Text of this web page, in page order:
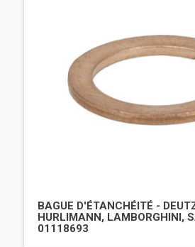
BAGUE D'ÉTANCHÉITÉ -
HURLIMANN, LAMBORGHINI,
01118693